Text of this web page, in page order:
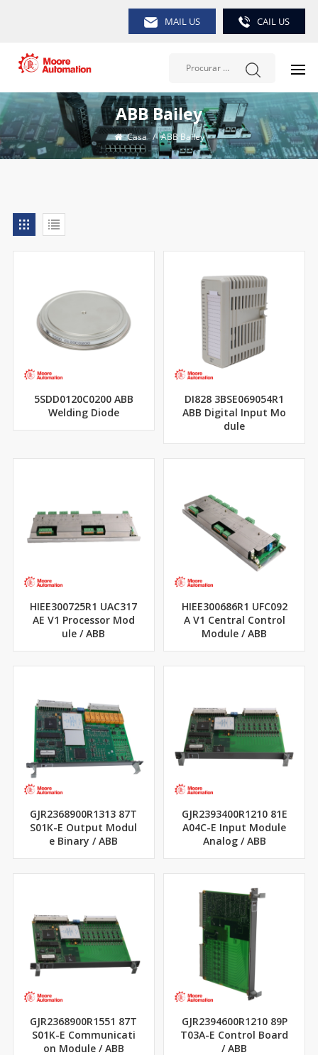
MAIL US CAIL US
ABB Bailey
Casa / ABB Bailey
5SDD0120C0200 ABB
Welding Diode
DI828 3BSE069054R1
ABB Digital Input Mo
dule
HIEE300725R1 UAC317
AE V1 Processor Mod
ule / ABB
HIEE300686R1 UFC092
A V1 Central Control
Module / ABB
GJR2368900R1313 87T
S01K-E Output Modul
e Binary / ABB
GJR2393400R1210 81E
A04C-E Input Module
Analog / ABB
GJR2368900R1551 87T
S01K-E Communicati
on Module / ABB
GJR2394600R1210 89P
T03A-E Control Board
/ ABB